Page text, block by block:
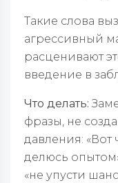
Такие слова
агрессивный
расценивают
введение в
Что делать:
фразы, не
давления: «Вот
делюсь
«не упусти